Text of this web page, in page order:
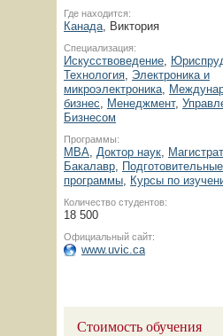
Где находится:
Канада, Виктория
Специализация:
Искусствоведение,
Технология, Электроника и
микроэлектроника,
бизнес, Менеджмент,
Бизнесом
Программы:
MBA, Доктор наук,
Бакалавр, Подготовительные
программы, Курсы по
Количество студентов:
18 500
Официальный сайт:
www.uvic.ca
Стоимость обучения